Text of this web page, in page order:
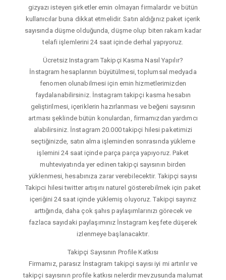
gizyazı isteyen şirketler emin olmayan firmalardır ve bütün
kullanıcılar buna dikkat etmelidir. Satın aldığınız paket içerik
sayısında düşme olduğunda, düşme olup biten rakam kadar
telafi işlemlerini 24 saat içinde derhal yapıyoruz.
Ücretsiz Instagram Takipçi Kasma Nasıl Yapılır?
İnstagram hesaplarının büyütülmesi, toplumsal medyada
fenomen olunabilmesi için emin hizmetlerimizden
faydalanabilirsiniz. İnstagram takipçi kasma hesabın
geliştirilmesi, içeriklerin hazırlanması ve beğeni sayısının
artması şeklinde bütün konulardan, firmamızdan yardımcı
alabilirsiniz. İnstagram 20.000 takipçi hilesi paketimizi
seçtiğinizde, satın alma işleminden sonrasında yükleme
işlemini 24 saat içinde parça parça yapıyoruz. Paket
muhteviyatında yer edinen takipçi sayısının birden
yüklenmesi, hesabınıza zarar verebilecektir. Takipçi sayısı
Takipci hilesi twitter artışını naturel gösterebilmek için paket
içeriğini 24 saat içinde yüklemiş oluyoruz. Takipçi sayınız
arttığında, daha çok şahıs paylaşımlarınızı görecek ve
fazlaca sayıdaki paylaşımınız İnstagram keşfete düşerek
izlenmeye başlanacaktır.
Takipçi Sayısının Profile Katkısı
Firmamız, parasız İnstagram takipçi sayısı iyi mi artırılır ve
takipçi sayısının profile katkısı nelerdir mevzusunda malumat